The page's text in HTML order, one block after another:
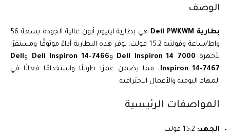
الوصف
بطارية Dell PWKWM
هي بطارية ليثيوم أيون عالية الجودة بسعة 56
واط/ساعة وفولتية 15.2 فولت. توفر هذه البطارية أداءً موثوقًا ومستقرًا
لأجهزة Dell Inspiron 14 7000 وDell Inspiron 14-7466 وDell
Inspiron 14-7467، مما يضمن عمرًا طويلًا واستخدامًا فعالًا في
المهام اليومية والأعمال الاحترافية.
المواصفات الرئيسية
الجهد: